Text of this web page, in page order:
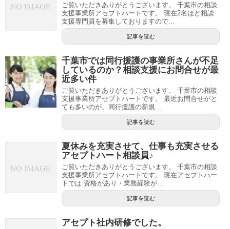
ご覧いただきありがとうございます。 千葉市の相談
支援事業所アセプトハートです。 現在2名ほど相談
支援専門員を募集しておりますので...
記事を読む
千葉市では同行援護の事業所さんが不足
しているのか？相談支援にお問合せが最
近多い件
ご覧いただきありがとうございます。 千葉市の相談
支援事業所アセプトハートです。 最近お問合せがと
ても多いのが、同行援護の新規...
記事を読む
夏休みを充実させて、仕事も充実させる
アセプトハート相談員♪
ご覧いただきありがとうございます。 千葉市の相談
支援事業所アセプトハートです。 現在アセプトハー
トでは 資格があり・業務経験が...
記事を読む
アセプト社内研修でした。